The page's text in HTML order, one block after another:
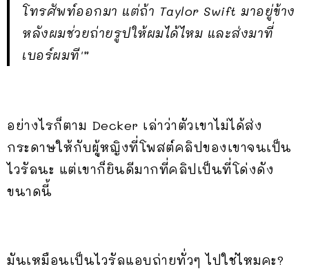
โทรศัพท์ออกมา แต่ถ้า Taylor Swift มาอยู่ข้าง
หลังผมช่วยถ่ายรูปให้ผมได้ไหม และส่งมาที่
เบอร์ผมที'”
อย่างไรก็ตาม Decker เล่าว่าตัวเขาไม่ได้ส่ง
กระดาษให้กับผู้หญิงที่โพสต์คลิปของเขาจนเป็น
ไวรัลนะ แต่เขาก็ยินดีมากที่คลิปเป็นที่โด่งดัง
ขนาดนี้
มันเหมือนเป็นไวรัลแอบถ่ายทั่วๆ ไปใช่ไหมคะ?